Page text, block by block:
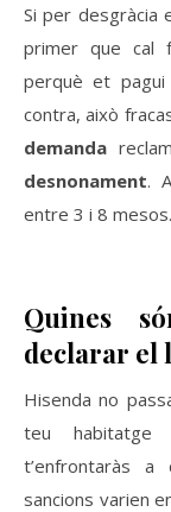
Si per desgràcia
primer que cal
perquè et
contra, això
demanda
desnonament.
entre 3 i 8 mesos.
Quines
declarar el
Hisenda no
teu habitatge
t’enfrontaràs a
sancions varien